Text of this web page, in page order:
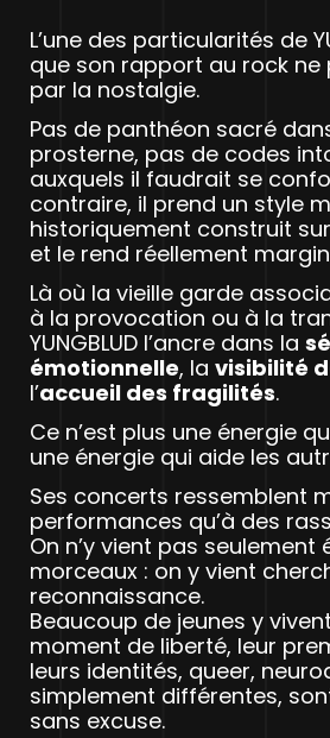
L’une des particularités de
que son rapport au rock ne
par la nostalgie.
Pas de panthéon sacré
prosterne, pas de codes
auxquels il faudrait se
contraire, il prend un style
historiquement construit
et le rend réellement
Là où la vieille garde
à la provocation ou à la
YUNGBLUD l’ancre dans la
émotionnelle, la visibilité
l’accueil des fragilités.
Ce n’est plus une énergie
une énergie qui aide les
Ses concerts ressemblent
performances qu’à des
On n’y vient pas seulement
morceaux : on y vient
reconnaissance.
Beaucoup de jeunes y
moment de liberté, leur
leurs identités, queer,
simplement différentes,
sans excuse.